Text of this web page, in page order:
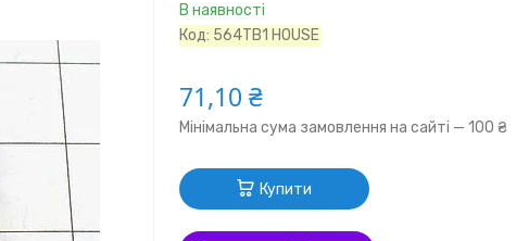
В наявності
Код: 564ТВ1 HOUSE
71,10 ₴
Мінімальна сума замовлення на сайті — 100 ₴
Купити